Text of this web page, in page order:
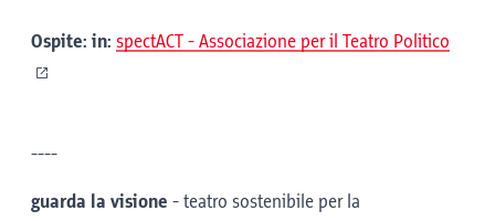
Ospite: in: spectACT - Associazione per il Teatro Politico
----
guarda la visione - teatro sostenibile per la